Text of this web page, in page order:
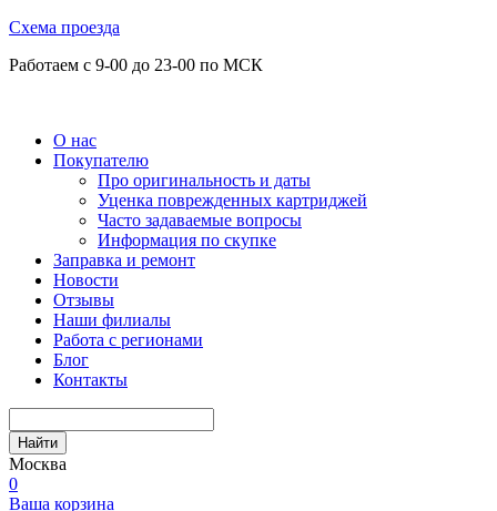
Схема проезда
Работаем с 9-00 до 23-00 по МСК
О нас
Покупателю
Про оригинальность и даты
Уценка поврежденных картриджей
Часто задаваемые вопросы
Информация по скупке
Заправка и ремонт
Новости
Отзывы
Наши филиалы
Работа с регионами
Блог
Контакты
Найти
Москва
0
Ваша корзина